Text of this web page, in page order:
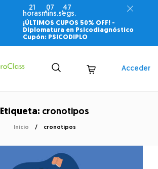
21
horas
07
mins.
47
segs.
¡ÚLTIMOS CUPOS 50% OFF! -
Diplomatura en Psicodiagnóstico
Cupón: PSICODIPLO
Acceder
Etiqueta: cronotipos
Inicio cronotipos